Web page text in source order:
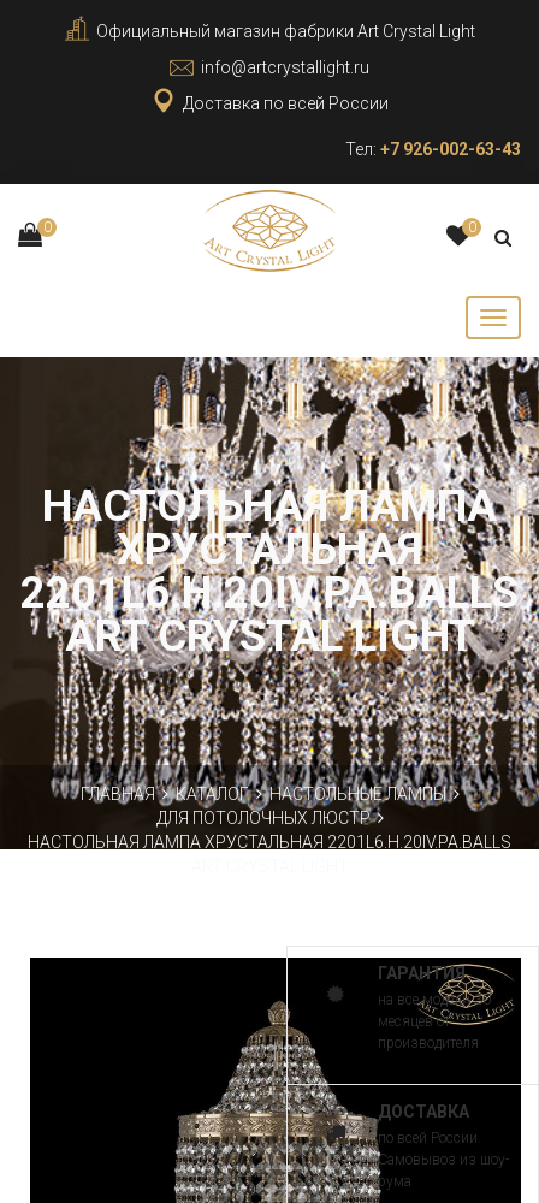
Официальный магазин фабрики Art Crystal Light
info@artcrystallight.ru
Доставка по всей России
Тел: +7 926-002-63-43
0 0
НАСТОЛЬНАЯ ЛАМПА
ХРУСТАЛЬНАЯ
2201L6.H.20IV.PA.BALLS
ART CRYSTAL LIGHT
ГЛАВНАЯ КАТАЛОГ
НАСТОЛЬНЫЕ ЛАМПЫ
ДЛЯ ПОТОЛОЧНЫХ ЛЮСТР
НАСТОЛЬНАЯ ЛАМПА ХРУСТАЛЬНАЯ 2201L6.H.20IV.PA.BALLS
ГАРАНТИЯ
на все модели 30
месяцев от
производителя
ДОСТАВКА
по всей России.
Самовывоз из шоу-
рума